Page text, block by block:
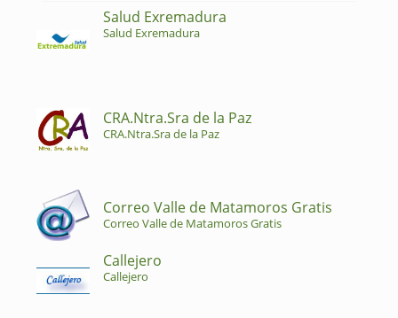
Salud Exremadura
Salud Exremadura
CRA.Ntra.Sra de la Paz
CRA.Ntra.Sra de la Paz
Correo Valle de Matamoros Gratis
Correo Valle de Matamoros Gratis
Callejero
Callejero